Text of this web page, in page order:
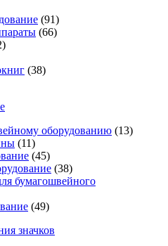
(91)
(66)
(38)
оборудованию (13)
(11)
(45)
(38)
бумагошвейного
(49)
значков